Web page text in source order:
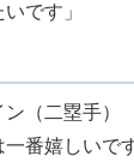
です」
（二塁手）
一番嬉しい